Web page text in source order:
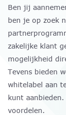
Ben jij
ben je op zoek
zakelijke klant
mogelijkheid
Tevens bieden
whitelabel aan
kunt
voordelen.